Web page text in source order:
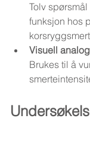
Tolv
funksjon hos
Visuell
Brukes til å